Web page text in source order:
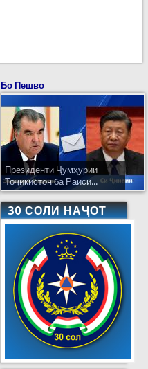
Бо Пешво
Президенти Ҷумҳурии
Тоҷикистон ба Раиси...
30 СОЛИ НАҶОТ